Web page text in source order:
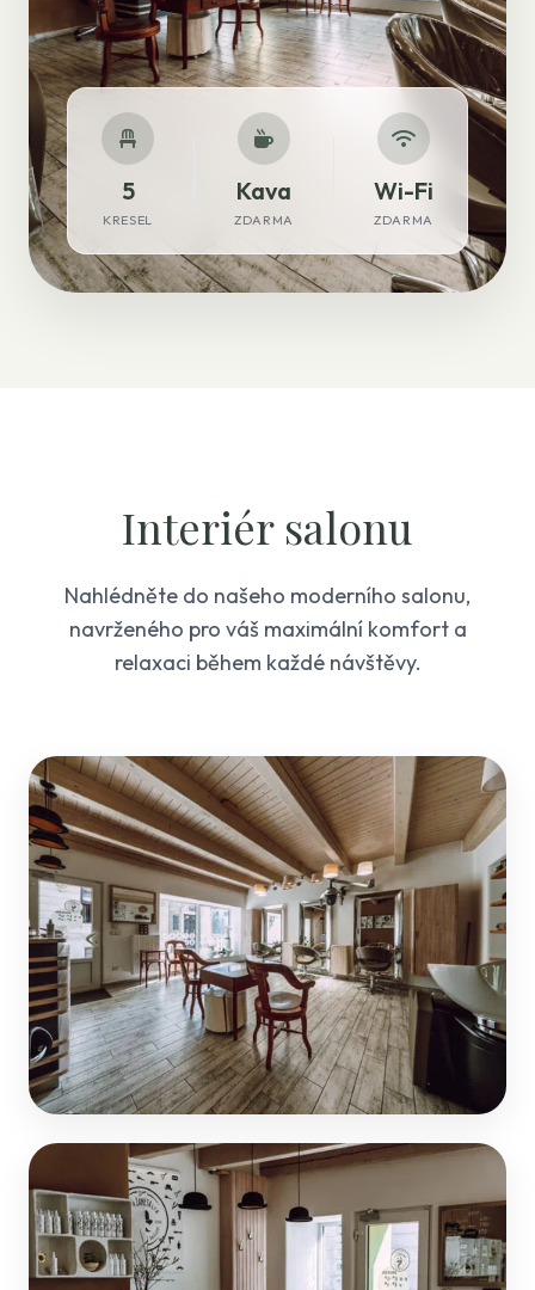
5
KRESEL
Kava
ZDARMA
Wi-Fi
ZDARMA
Interiér salonu
Nahlédněte do našeho moderního salonu,
navrženého pro váš maximální komfort a
relaxaci během každé návštěvy.